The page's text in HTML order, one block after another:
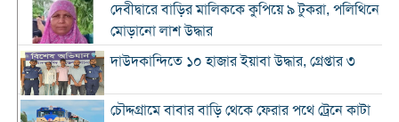
দেবীদ্বারে বাড়ির মালিককে কুপিয়ে ৯ টুকরা, পলিথিনে
মোড়ানো লাশ উদ্ধার
দাউদকান্দিতে ১০ হাজার ইয়াবা উদ্ধার, গ্রেপ্তার ৩
চৌদ্দগ্রামে বাবার বাড়ি থেকে ফেরার পথে ট্রেনে কাটা